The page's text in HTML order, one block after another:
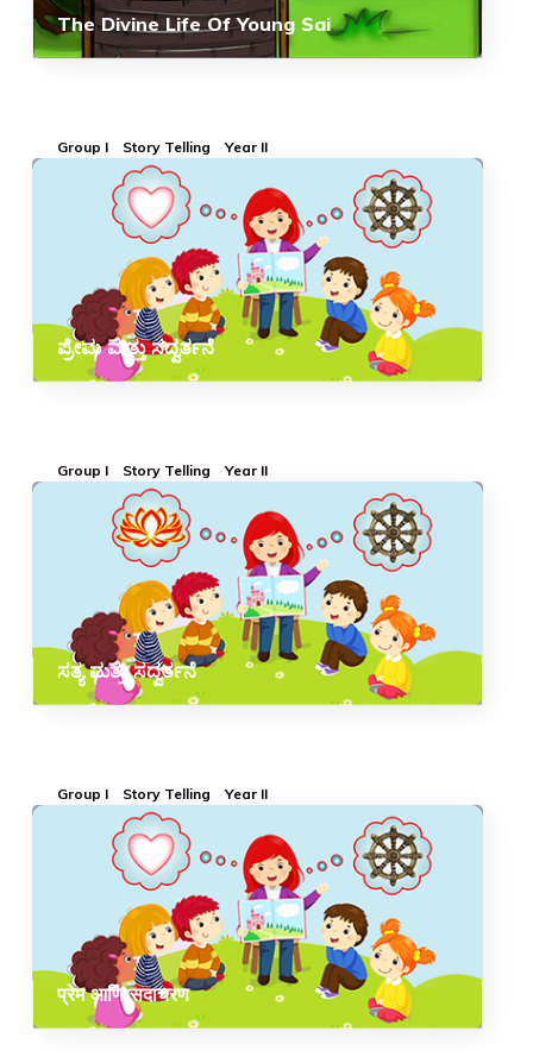
The Divine Life Of Young Sai
Group I Story Telling Year II
ಪ್ರೇಮ ಮತ್ತು ಸದ್ವರ್ತನೆ
Group I Story Telling Year II
ಸತ್ಯ ಮತ್ತು ಸದ್ವರ್ತನೆ
Group I Story Telling Year II
प्रेम आणि सदाचरण